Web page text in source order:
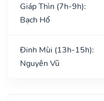
Giáp Thìn (7h-9h):
Bạch Hổ
Đinh Mùi (13h-15h):
Nguyên Vũ